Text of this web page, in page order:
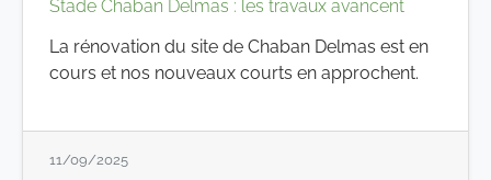
Stade Chaban Delmas : les travaux avancent
La rénovation du site de Chaban Delmas est en
cours et nos nouveaux courts en approchent.
11/09/2025